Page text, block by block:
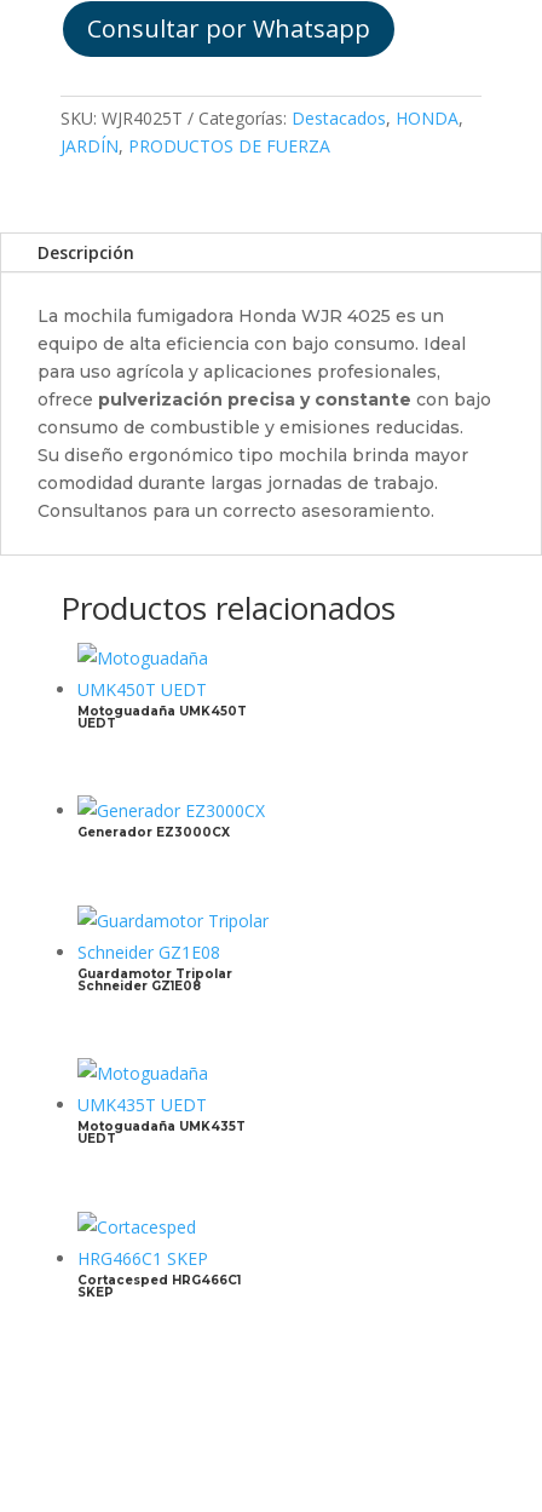
Consultar por Whatsapp
SKU: WJR4025T Categorías: Destacados, HONDA,
JARDÍN, PRODUCTOS DE FUERZA
Descripción
La mochila fumigadora Honda WJR 4025 es un
equipo de alta eficiencia con bajo consumo. Ideal
para uso agrícola y aplicaciones profesionales,
ofrece pulverización precisa y constante con bajo
consumo de combustible y emisiones reducidas.
Su diseño ergonómico tipo mochila brinda mayor
comodidad durante largas jornadas de trabajo.
Consultanos para un correcto asesoramiento.
Productos relacionados
Motoguadaña UMK450T
UEDT
Generador EZ3000CX
Guardamotor Tripolar
Schneider GZ1E08
Motoguadaña UMK435T
UEDT
Cortacesped HRG466C1
SKEP